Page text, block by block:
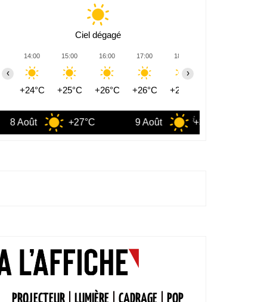
Ciel dégagé
14:00
+24°C
15:00
+25°C
16:00
+26°C
17:00
+26°C
18:00
+26°C
‹ ›
+27°C 9 Août +31°C